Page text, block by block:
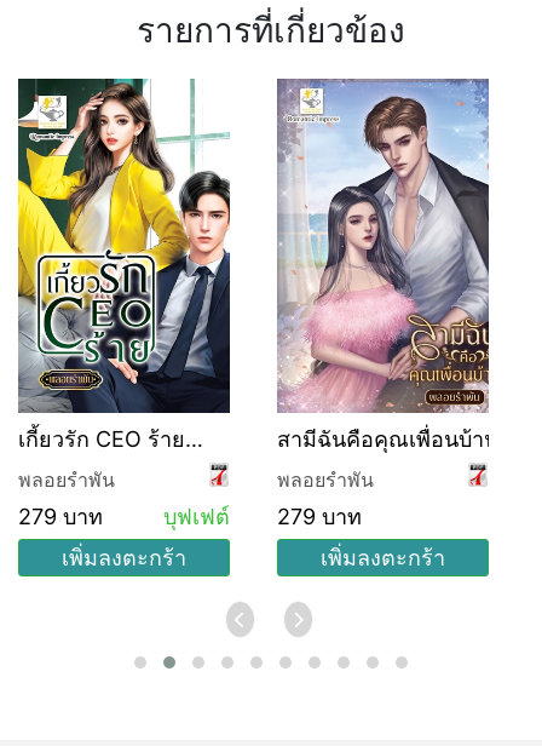
รายการที่เกี่ยวข้อง
เกี้ยวรัก CEO ร้าย
(บุฟเฟ่ต์)
พลอยรำพัน
279 บาท
บุฟเฟต์
เพิ่มลงตะกร้า
สามีฉันคือคุณเพื่อนบ้าน
พลอยรำพัน
279 บาท
เพิ่มลงตะกร้า